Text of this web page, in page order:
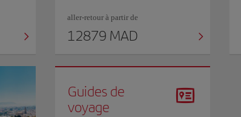
aller-retour à partir de
12879 MAD
Guides de
voyage